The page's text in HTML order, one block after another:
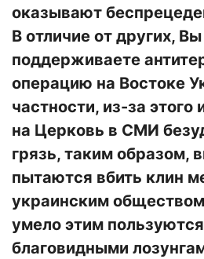
оказывают
В отличие от других,
поддерживаете
операцию на Востоке
частности, из-за этого
на Церковь в СМИ
грязь, таким образом,
пытаются вбить клин
украинским
умело этим
благовидными